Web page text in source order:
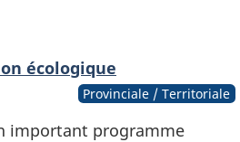
écologique
Provinciale / Territoriale
important programme